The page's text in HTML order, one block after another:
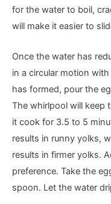
for the water to boil,
will make it easier to
Once the water has
in a circular motion
has formed, pour the
The whirlpool will keep
it cook for 3.5 to 5
results in runny yolks,
results in firmer yolks.
preference. Take the
spoon. Let the water